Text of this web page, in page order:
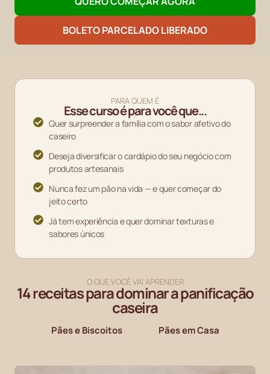
BOLETO PARCELADO LIBERADO
PARA QUEM É
Esse curso é para você que...
Quer surpreender a família com o sabor afetivo do
caseiro
Deseja diversificar o cardápio do seu negócio com
produtos artesanais
Nunca fez um pão na vida — e quer começar do
jeito certo
Já tem experiência e quer dominar texturas e
sabores únicos
O QUE VOCÊ VAI APRENDER
14 receitas para dominar a panificação
caseira
Pães e Biscoitos Pães em Casa